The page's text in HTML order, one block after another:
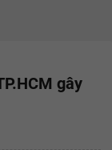
gây